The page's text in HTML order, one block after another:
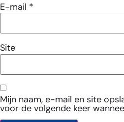
E-mail *
Site
Mijn naam, e-mail en site
voor de volgende keer